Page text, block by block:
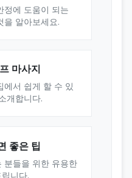
정에 도움이 되는
을 알아보세요.
마사지
에서 쉽게 할 수 있
개합니다.
좋은 팁
분들을 위한 유용한
니다.